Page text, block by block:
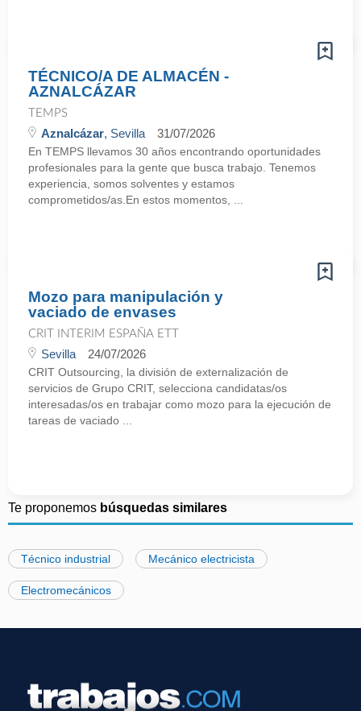
TÉCNICO/A DE ALMACÉN -
AZNALCÁZAR
TEMPS
Aznalcázar, Sevilla 31/07/2026
En TEMPS llevamos 30 años encontrando oportunidades
profesionales para la gente que busca trabajo. Tenemos
experiencia, somos solventes y estamos
comprometidos/as.En estos momentos, ...
Mozo para manipulación y
vaciado de envases
CRIT INTERIM ESPAÑA ETT
Sevilla 24/07/2026
CRIT Outsourcing, la división de externalización de
servicios de Grupo CRIT, selecciona candidatas/os
interesadas/os en trabajar como mozo para la ejecución de
tareas de vaciado ...
Te proponemos búsquedas similares
Técnico industrial Mecánico electricista
Electromecánicos